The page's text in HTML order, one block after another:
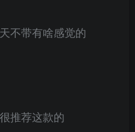
不带有啥感觉的
推荐这款的